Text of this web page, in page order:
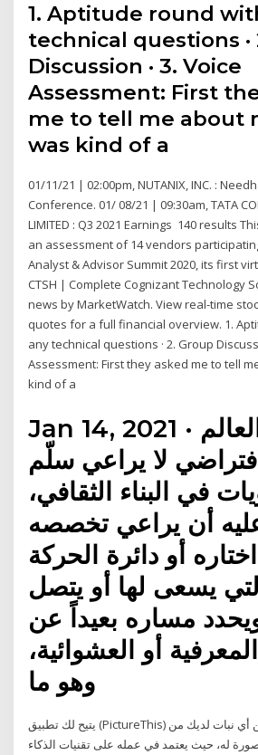
1. Aptitude round
technical questions ·
Discussion · 3. Voice
Assessment: First
me to tell me about
was kind of a
01/11/21 | 02:00pm, NUTANIX, INC. :
Conference. 01/ 08/21 | 09:30am, TATA
LIMITED : Q3 2021 Earnings 140 results
an assessment of 14 vendors
Analyst & Advisor Summit 2020, its first
CTSH | Complete Cognizant Technology
news by MarketWatch. View real-time
quotes for a full financial overview. 1.
any technical questions · 2. Group
Assessment: First they asked me to tell
kind of a
Jan 14, 2021 · إذ إنَّ العالم
لا يراعي سلّم
في البناء الثقافي،
أن يراعي تخصصه
أو دائرة الحركة
التي يسعى لها أو يتصل
مساره بعيداً عن
أو العشوائية،
وهو ما
يتيح لك تطبيق (PictureThis) معرفة كل ما تريده عن أي نبات لديك من
له، حيث يعتمد في عمله على تقنيات الذكاء